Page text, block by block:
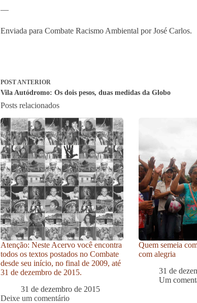
—
Enviada para Combate Racismo Ambiental por José Carlos.
POSTANTERIOR
Vila Autódromo: Os dois pesos, duas medidas da Globo
Posts relacionados
Atenção: Neste Acervo você encontra
todos os textos postados no Combate
desde seu início, no final de 2009, até
31 de dezembro de 2015.
31 de dezembro de 2015
Quem semeia
com alegria
31 de
Um
Deixe um comentário